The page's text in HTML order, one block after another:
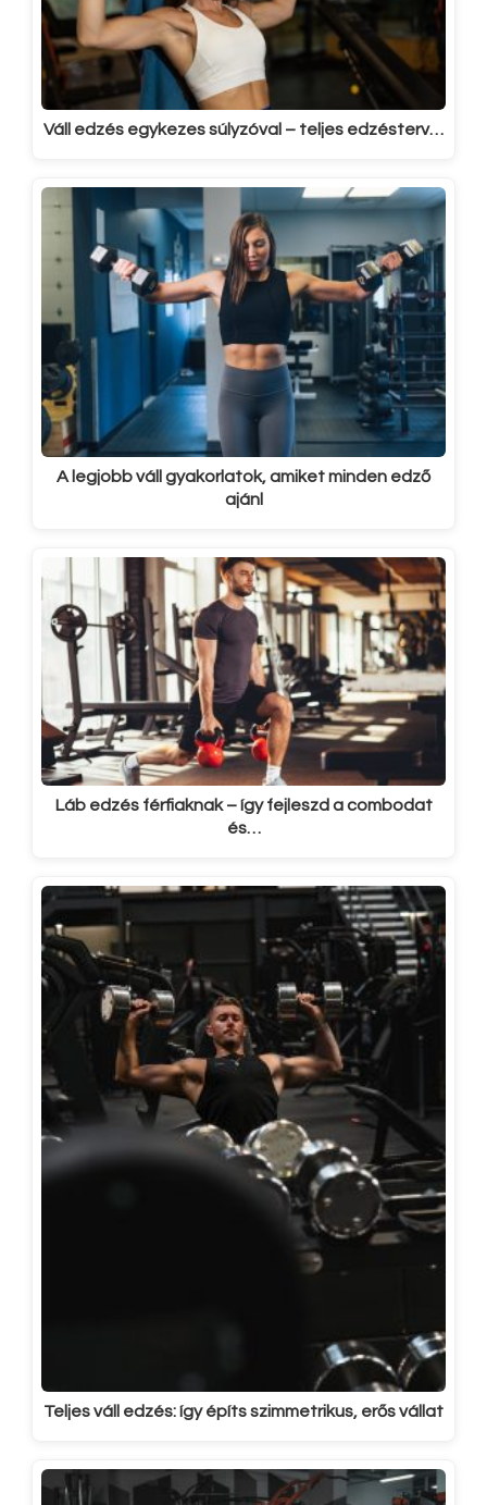
Váll edzés egykezes súlyzóval – teljes edzésterv…
A legjobb váll gyakorlatok, amiket minden edző
ajánl
Láb edzés férfiaknak – így fejleszd a combodat
és…
Teljes váll edzés: így építs szimmetrikus, erős vállat